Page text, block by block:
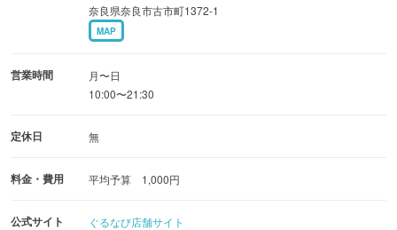
奈良県奈良市古市町1372-1
MAP
営業時間
月〜日
10:00〜21:30
定休日 無
料金・費用 平均予算 1,000円
公式サイト ぐるなび店舗サイト